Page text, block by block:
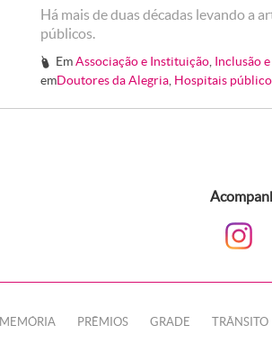
Há mais de duas décadas levando a
públicos.
# EmAssociação e Instituição Inclusão
emDoutores da Alegria Hospitais
MEMÓRIA PRÊMIOS GRADE TRÂNSITO